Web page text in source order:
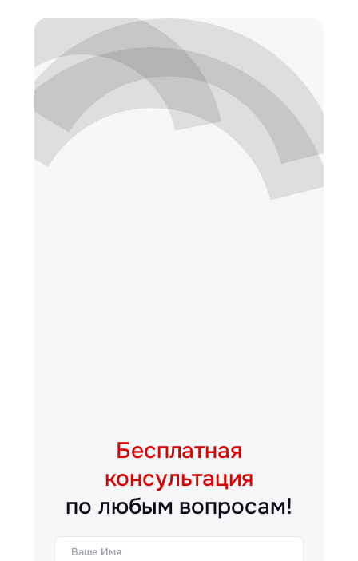
Бесплатная
консультация
по любым вопросам!
Ваше Имя